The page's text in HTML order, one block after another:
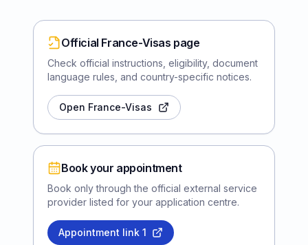
Official France-Visas page
Check official instructions, eligibility, document
language rules, and country-specific notices.
Open France-Visas
Book your appointment
Book only through the official external service
provider listed for your application centre.
Appointment link 1